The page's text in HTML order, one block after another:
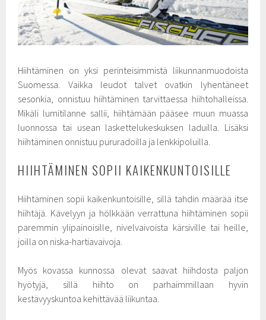
Hiihtäminen on yksi perinteisimmistä liikunnanmuodoista
Suomessa. Vaikka leudot talvet ovatkin lyhentäneet
sesonkia, onnistuu hiihtäminen tarvittaessa hiihtohalleissa.
Mikäli lumitilanne sallii, hiihtämään pääsee muun muassa
luonnossa tai usean laskettelukeskuksen laduilla. Lisäksi
hiihtäminen onnistuu pururadoilla ja lenkkipoluilla.
HIIHTÄMINEN SOPII KAIKENKUNTOISILLE
Hiihtäminen sopii kaikenkuntoisille, sillä tahdin määrää itse
hiihtäjä. Kävelyyn ja hölkkään verrattuna hiihtäminen sopii
paremmin ylipainoisille, nivelvaivoista kärsiville tai heille,
joilla on niska-hartiavaivoja.
Myös kovassa kunnossa olevat saavat hiihdosta paljon
hyötyjä, sillä hiihto on parhaimmillaan hyvin
kestävyyskuntoa kehittävää liikuntaa.